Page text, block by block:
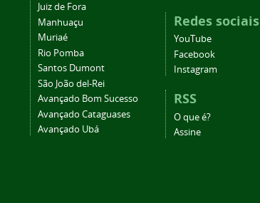
Juiz de Fora
Manhuaçu
Muriaé
Rio Pomba
Santos Dumont
São João del-Rei
Avançado Bom Sucesso
Avançado Cataguases
Avançado Ubá
Redes sociais
YouTube
Facebook
Instagram
RSS
O que é?
Assine